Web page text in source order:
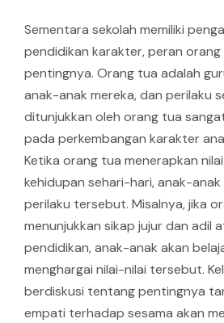
Sementara sekolah memiliki
pendidikan karakter, peran
pentingnya. Orang tua adalah
anak-anak mereka, dan perilaku
ditunjukkan oleh orang tua
pada perkembangan karakter
Ketika orang tua menerapkan
kehidupan sehari-hari, anak-
perilaku tersebut. Misalnya, jika
menunjukkan sikap jujur dan adil
pendidikan, anak-anak akan
menghargai nilai-nilai tersebut.
berdiskusi tentang pentingnya
empati terhadap sesama akan